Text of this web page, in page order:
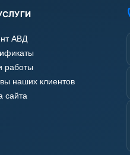
АВД
работы
наших клиентов
сайта